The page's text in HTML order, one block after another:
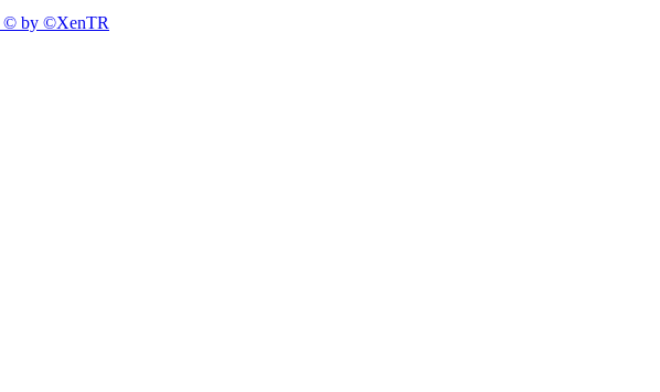
© by ©XenTR